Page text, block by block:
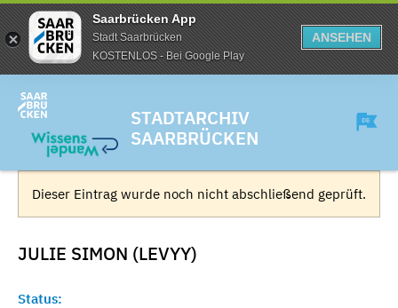
Saarbrücken App
Stadt Saarbrücken
KOSTENLOS - Bei Google Play
ANSEHEN
STADTARCHIV
SAARBRÜCKEN
Dieser Eintrag wurde noch nicht abschließend geprüft.
JULIE SIMON (LEVYY)
Status: